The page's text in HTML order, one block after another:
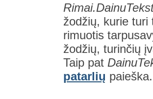
žodžių, kurie turi
rimuotis
žodžių, turinčių
Taip pat
patarlių paieška.